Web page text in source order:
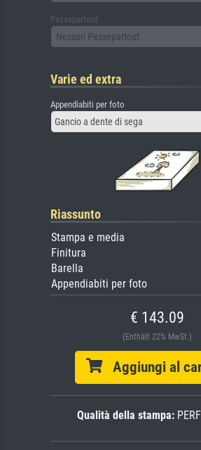
Passepartout
Nessun Passepartout
Varie ed extra
Appendiabiti per foto
Gancio a dente di sega
Riassunto
Stampa e media
Finitura
Barella
Appendiabiti per foto
€ 143.09
(Enthält 22% MwSt.)
Aggiungi al
Qualità della stampa: